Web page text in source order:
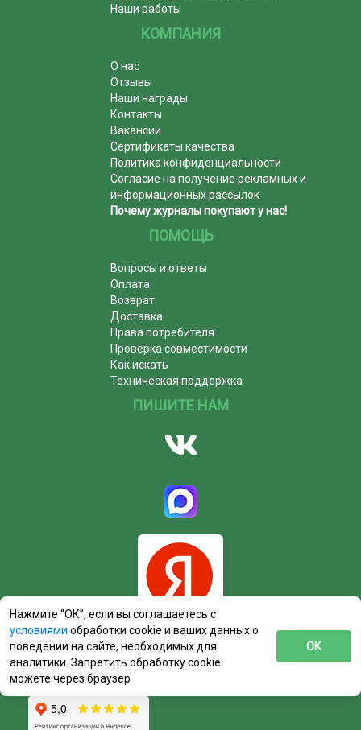
Наши работы
КОМПАНИЯ
О нас
Отзывы
Наши награды
Контакты
Вакансии
Сертификаты качества
Политика конфиденциальности
Согласие на получение рекламных и
информационных рассылок
Почему журналы покупают у нас!
ПОМОЩЬ
Вопросы и ответы
Оплата
Возврат
Доставка
Права потребителя
Проверка совместимости
Как искать
Техническая поддержка
ПИШИТЕ НАМ
Нажмите “ОК”, если вы соглашаетесь с
условиями обработки cookie и ваших данных о
поведении на сайте, необходимых для
аналитики. Запретить обработку cookie
можете через браузер
ОК